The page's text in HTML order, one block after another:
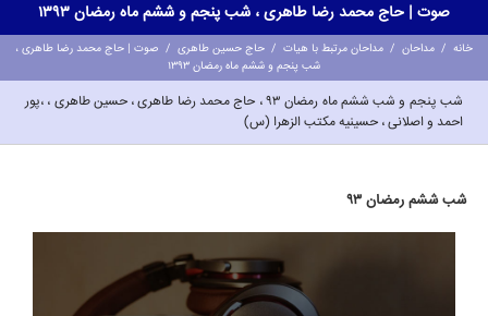
صوت | حاج محمد رضا طاهری ، شب پنجم و ششم ماه رمضان 1393
خانه / مداحان / مداحان مرتبط با هیات / حاج حسین طاهری / صوت | حاج محمد رضا طاهری ،
شب پنجم و ششم ماه رمضان 1393
شب پنجم و شب ششم ماه رمضان 93 ، حاج محمد رضا طاهری ، حسین طاهری ، ،پور
احمد و اصلانی ، حسینیه مکتب الزهرا (س)
شب ششم رمضان 93